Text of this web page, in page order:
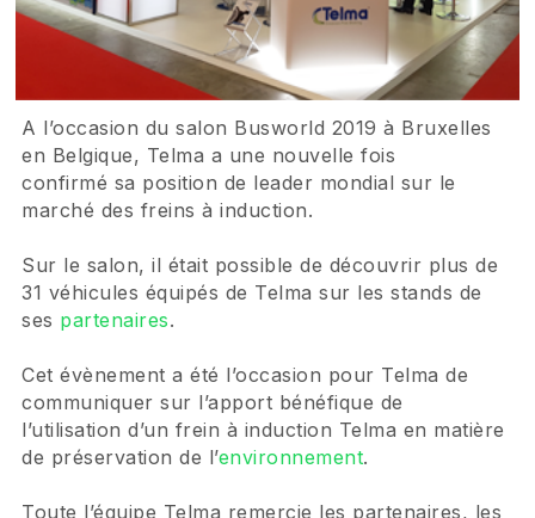
A l’occasion du salon Busworld 2019 à Bruxelles
en Belgique, Telma a une nouvelle fois
confirmé sa position de leader mondial sur le
marché des freins à induction.
Sur le salon, il était possible de découvrir plus de
31 véhicules équipés de Telma sur les stands de
ses partenaires.
Cet évènement a été l’occasion pour Telma de
communiquer sur l’apport bénéfique de
l’utilisation d’un frein à induction Telma en matière
de préservation de l’environnement.
Toute l’équipe Telma remercie les partenaires, les